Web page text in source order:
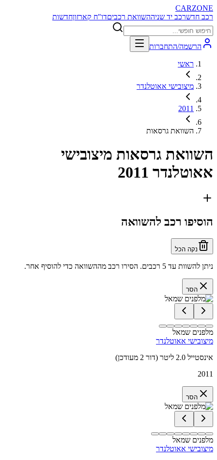
CARZONE
רכב חדשרכב יד שניההשוואת רכביםדו"ח קארזוןחדשות
הרשמה/התחברות
ראשי
מיצובישי אאוטלנדר
2011
השוואת גרסאות
השוואת גרסאות מיצובישי
אאוטלנדר 2011
הוסיפו רכב להשוואה
נקה הכל
ניתן להשוות עד 5 רכבים. הסירו רכב מההשוואה כדי להוסיף אחר.
הסר
מלפנים שמאל
מיצובישי אאוטלנדר
אינסטייל 2.0 ליטר (דור 2 מעודכן)
2011
הסר
מלפנים שמאל
מיצובישי אאוטלנדר